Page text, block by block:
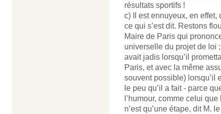
résultats sportifs !
c) Il est ennuyeux, en effet,
ce qui s’est dit. Restons
Maire de Paris qui
universelle du projet de loi
avait jadis lorsqu’il
Paris, et avec la même
souvent possible) lorsqu’il
le peu qu’il a fait - parce
l’humour, comme celui
n’est qu’une étape, dit M.